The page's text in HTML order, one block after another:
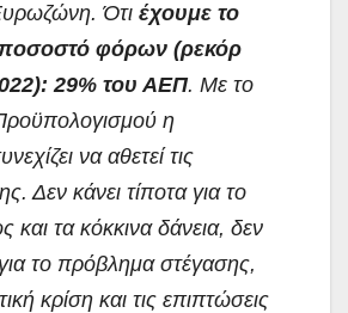
Ότι έχουμε το
φόρων (ρεκόρ
29% του ΑΕΠ. Με το
η
να αθετεί τις
Δεν κάνει τίποτα για το
και τα κόκκινα δάνεια, δεν
το πρόβλημα στέγασης,
κρίση και τις επιπτώσεις